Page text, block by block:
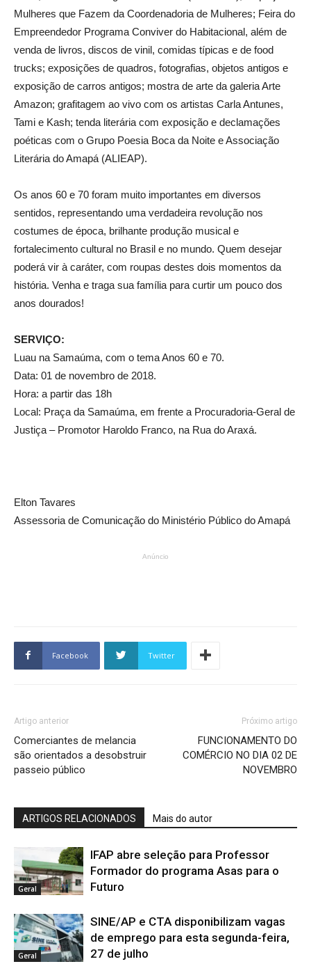
Mulheres que Fazem da Coordenadoria de Mulheres; Feira do
Empreendedor Programa Conviver do Habitacional, além de
venda de livros, discos de vinil, comidas típicas e de food
trucks; exposições de quadros, fotografias, objetos antigos e
exposição de carros antigos; mostra de arte da galeria Arte
Amazon; grafitagem ao vivo com os artistas Carla Antunes,
Tami e Kash; tenda literária com exposição e declamações
poéticas com o Grupo Poesia Boca da Noite e Associação
Literária do Amapá (ALIEAP).
Os anos 60 e 70 foram muito importantes em diversos
sentidos, representando uma verdadeira revolução nos
costumes de época, brilhante produção musical e
fortalecimento cultural no Brasil e no mundo. Quem desejar
poderá vir à caráter, com roupas destes dois momentos da
história. Venha e traga sua família para curtir um pouco dos
anos dourados!
SERVIÇO:
Luau na Samaúma, com o tema Anos 60 e 70.
Data: 01 de novembro de 2018.
Hora: a partir das 18h
Local: Praça da Samaúma, em frente a Procuradoria-Geral de
Justiça – Promotor Haroldo Franco, na Rua do Araxá.
Elton Tavares
Assessoria de Comunicação do Ministério Público do Amapá
Anúncio
Facebook Twitter
Artigo anterior
Comerciantes de melancia
são orientados a desobstruir
passeio público
Próximo artigo
FUNCIONAMENTO DO
COMÉRCIO NO DIA 02 DE
NOVEMBRO
ARTIGOS RELACIONADOS Mais do autor
Geral
IFAP abre seleção para Professor
Formador do programa Asas para o
Futuro
Geral
SINE/AP e CTA disponibilizam vagas
de emprego para esta segunda-feira,
27 de julho